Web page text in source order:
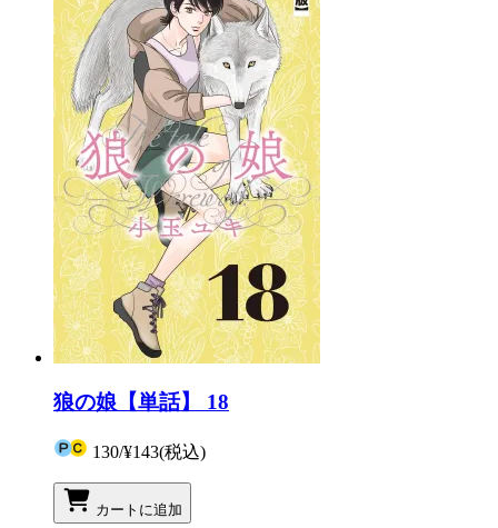
狼の娘【単話】 18
130/¥143(税込)
カートに追加